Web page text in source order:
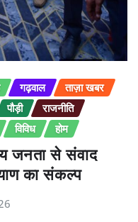
गढ़वाल
ताज़ा खबर
पौड़ी
राजनीति
विविध होम
जनता से संवाद
का संकल्प